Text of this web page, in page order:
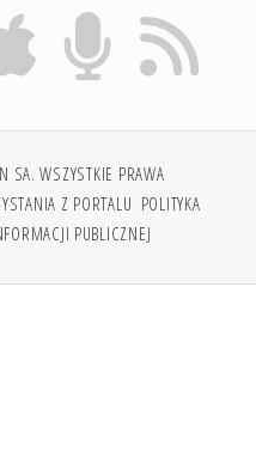
WSZYSTKIE PRAWA
Z PORTALU POLITYKA
PUBLICZNEJ